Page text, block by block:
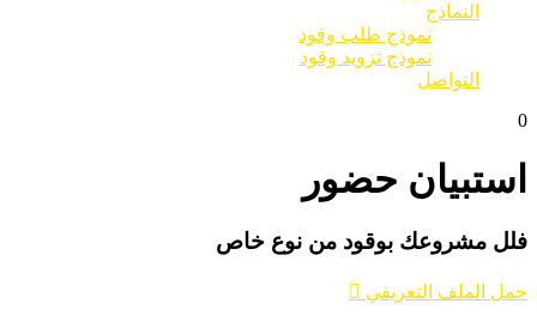
النماذج
نموذج طلب وقود
نموذج تزويد وقود
التواصل
0
استبيان حضور
فلل مشروعك بوقود من نوع خاص
حمل الملف التعريفي